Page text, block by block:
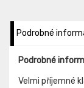
Podrobné
Podrobné
Velmi příjemné